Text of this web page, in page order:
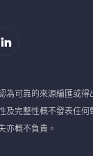
為可靠的來源編匯或
及完整性概不發表任
亦概不負責。